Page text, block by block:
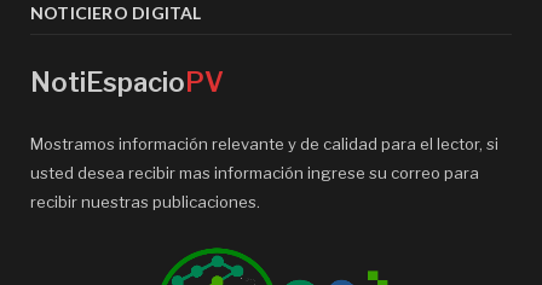
NOTICIERO DIGITAL
NotiEspacioPV
Mostramos información relevante y de calidad para el lector, si
usted desea recibir mas información ingrese su correo para
recibir nuestras publicaciones.